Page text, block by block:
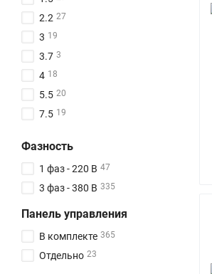
2.2 27
3 19
3.7 3
4 18
5.5 20
7.5 19
15 18
18 1
18.5 15
22
Фазность
1 фаз - 220 В 47
3 фаз - 380 В 335
Панель управления
В комплекте 365
Отдельно 23